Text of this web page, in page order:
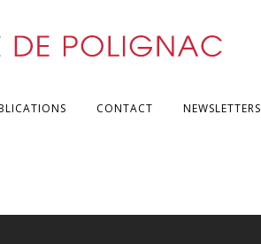
CONTACT NEWSLETTERS